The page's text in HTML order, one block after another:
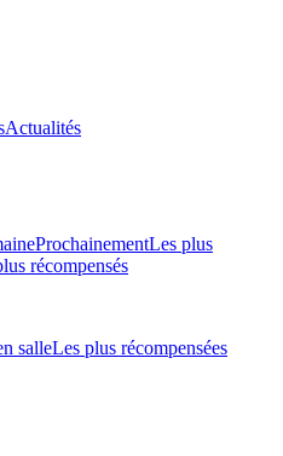
Actualités
ProchainementLes plus
récompensés
salleLes plus récompensées